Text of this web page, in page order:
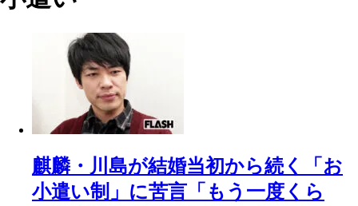
麒麟・川島が結婚当初から続く「お
小遣い制」に苦言「もう一度くら